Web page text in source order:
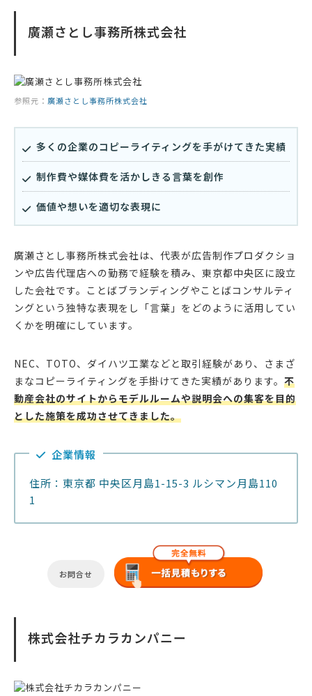
廣瀬さとし事務所株式会社
参照元： 廣瀬さとし事務所株式会社
多くの企業のコピーライティングを手がけてきた実績
制作費や媒体費を活かしきる言葉を創作
価値や想いを適切な表現に
廣瀬さとし事務所株式会社は、代表が広告制作プロダクショ
ンや広告代理店への勤務で経験を積み、東京都中央区に設立
した会社です。ことばブランディングやことばコンサルティ
ングという独特な表現をし「言葉」をどのように活用してい
くかを明確にしています。
NEC、TOTO、ダイハツ工業などと取引経験があり、さまざ
まなコピーライティングを手掛けてきた実績があります。 不
動産会社のサイトからモデルルームや説明会への集客を目的
とした施策を成功させてきました。
企業情報
住所：東京都 中央区月島1-15-3 ルシマン月島110
1
お問合せ
株式会社チカラカンパニー